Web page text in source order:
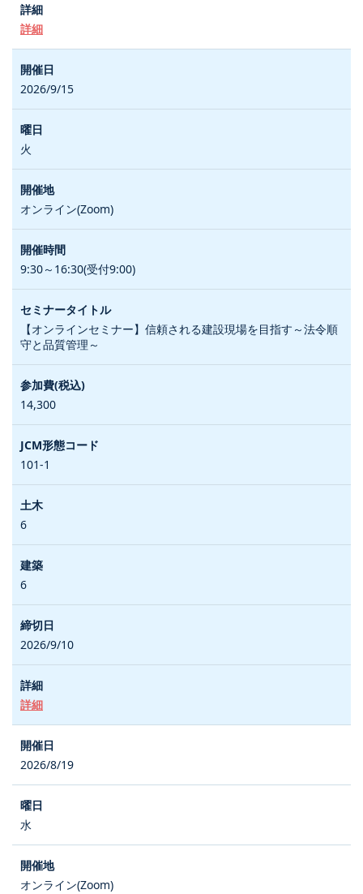
詳細
2026/9/15
火
オンライン(Zoom)
9:30～16:30(受付9:00)
【オンラインセミナー】信頼される建設現場を目指す～法令順
守と品質管理～
14,300
101-1
6
6
2026/9/10
詳細
2026/8/19
水
オンライン(Zoom)